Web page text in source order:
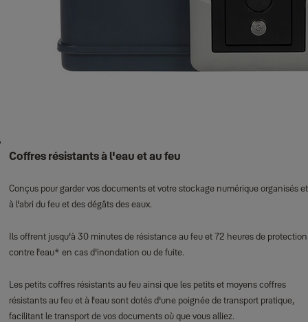
Coffres résistants à l'eau et au feu
Conçus pour garder vos documents et votre stockage numérique organisés et
à l'abri du feu et des dégâts des eaux.
Ils offrent jusqu'à 30 minutes de résistance au feu et 72 heures de protection
contre l'eau* en cas d'inondation ou de fuite.
Les petits coffres résistants au feu ainsi que les petits et moyens coffres
résistants au feu et à l'eau sont dotés d'une poignée de transport pratique,
facilitant le transport de vos documents où que vous alliez.